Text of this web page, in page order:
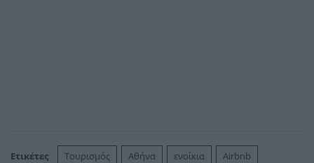
Ετικέτες Τουρισμός Αθήνα ενοίκια Airbnb